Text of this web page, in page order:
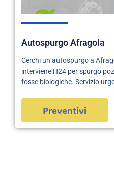
Autospurgo Afragola
Cerchi un autospurgo a
interviene H24 per spurgo
fosse biologiche. Servizio
Preventivi